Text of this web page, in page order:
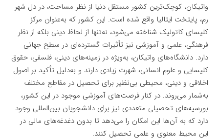
واتیکان، کوچک‌ترین کشور مستقل دنیا از نظر مساحت، در دل شهر
رم، پایتخت ایتالیا واقع شده است. این کشور که به‌عنوان مرکز
کلیسای کاتولیک شناخته می‌شود، نه‌تنها از لحاظ دینی بلکه از نظر
فرهنگی، علمی و آموزشی نیز تأثیرات گسترده‌ای در سطح جهانی
دارد. دانشگاه‌های واتیکان، به‌ویژه در زمینه‌های دینی، فلسفی، حقوق
کلیسایی و علوم انسانی، شهرت زیادی دارند و به‌دلیل تأکید بر اصول
اخلاقی و دینی، محیطی بی‌نظیر برای تحصیل در مقاطع مختلف
به‌شمار می‌روند. در کنار فرصت‌های آموزشی موجود در این کشور،
بورسیه‌های تحصیلی متعددی نیز برای دانشجویان بین‌المللی وجود
دارد که به آن‌ها این امکان را می‌دهد تا بدون دغدغه‌های مالی در
این محیط معنوی و علمی تحصیل کنند.